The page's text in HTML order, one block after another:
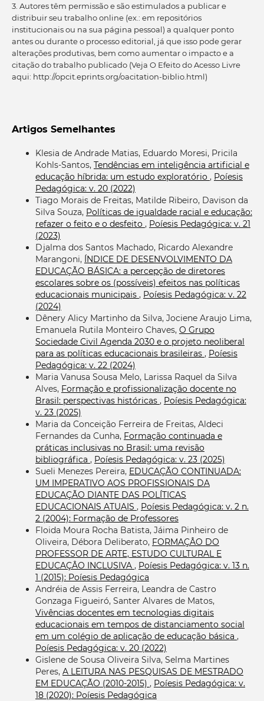
3. Autores têm permissão e são estimulados a publicar e
distribuir seu trabalho online (ex.: em repositórios
institucionais ou na sua página pessoal) a qualquer ponto
antes ou durante o processo editorial, já que isso pode gerar
alterações produtivas, bem como aumentar o impacto e a
citação do trabalho publicado (Veja O Efeito do Acesso Livre
aqui: http://opcit.eprints.org/oacitation-biblio.html)
Artigos Semelhantes
Klesia de Andrade Matias, Eduardo Moresi, Pricila
Kohls-Santos, Tendências em inteligência artificial e
educação híbrida: um estudo exploratório , Poíesis
Pedagógica: v. 20 (2022)
Tiago Morais de Freitas, Matilde Ribeiro, Davison da
Silva Souza, Políticas de igualdade racial e educação:
refazer o feito e o desfeito , Poíesis Pedagógica: v. 21
(2023)
Djalma dos Santos Machado, Ricardo Alexandre
Marangoni, ÍNDICE DE DESENVOLVIMENTO DA
EDUCAÇÃO BÁSICA: a percepção de diretores
escolares sobre os (possíveis) efeitos nas políticas
educacionais municipais , Poíesis Pedagógica: v. 22
(2024)
Dênery Alicy Martinho da Silva, Jociene Araujo Lima,
Emanuela Rutila Monteiro Chaves, O Grupo
Sociedade Civil Agenda 2030 e o projeto neoliberal
para as políticas educacionais brasileiras , Poíesis
Pedagógica: v. 22 (2024)
Maria Vanusa Sousa Melo, Larissa Raquel da Silva
Alves, Formação e profissionalização docente no
Brasil: perspectivas históricas , Poíesis Pedagógica:
v. 23 (2025)
Maria da Conceição Ferreira de Freitas, Aldeci
Fernandes da Cunha, Formação continuada e
práticas inclusivas no Brasil: uma revisão
bibliográfica , Poíesis Pedagógica: v. 23 (2025)
Sueli Menezes Pereira, EDUCAÇÃO CONTINUADA:
UM IMPERATIVO AOS PROFISSIONAIS DA
EDUCAÇÃO DIANTE DAS POLÍTICAS
EDUCACIONAIS ATUAIS , Poíesis Pedagógica: v. 2 n.
2 (2004): Formação de Professores
Floida Moura Rocha Batista, Jáima Pinheiro de
Oliveira, Débora Deliberato, FORMAÇÂO DO
PROFESSOR DE ARTE, ESTUDO CULTURAL E
EDUCAÇÂO INCLUSIVA , Poíesis Pedagógica: v. 13 n.
1 (2015): Poíesis Pedagógica
Andréia de Assis Ferreira, Leandra de Castro
Gonzaga Figueiró, Santer Alvares de Matos,
Vivências docentes em tecnologias digitais
educacionais em tempos de distanciamento social
em um colégio de aplicação de educação básica ,
Poíesis Pedagógica: v. 20 (2022)
Gislene de Sousa Oliveira Silva, Selma Martines
Peres, A LEITURA NAS PESQUISAS DE MESTRADO
EM EDUCAÇÃO (2010-2015) , Poíesis Pedagógica: v.
18 (2020): Poíesis Pedagógica